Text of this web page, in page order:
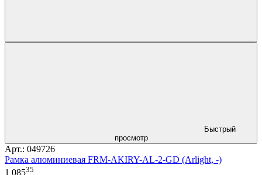
Быстрый
просмотр
Арт.: 049726
Рамка алюминиевая FRM-AKIRY-AL-2-GD (Arlight, -)
1 08535